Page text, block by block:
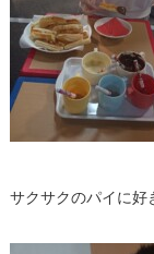
サクサクのパイに好